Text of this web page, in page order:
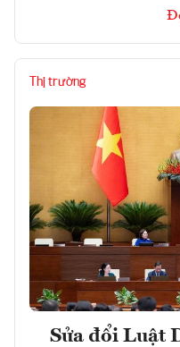
Thị trường
Sửa đổi Luật